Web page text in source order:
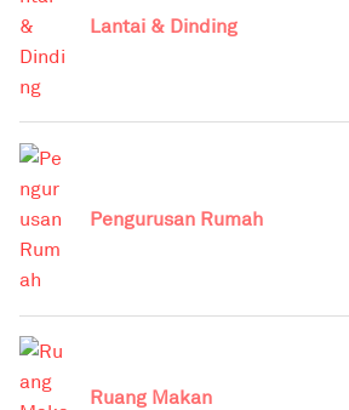
Lantai & Dinding
Pengurusan Rumah
Ruang Makan